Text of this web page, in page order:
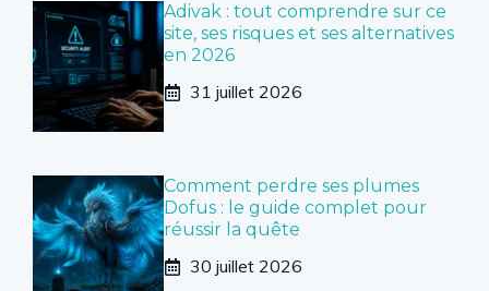
Adivak : tout comprendre sur ce
site, ses risques et ses alternatives
en 2026
31 juillet 2026
Comment perdre ses plumes
Dofus : le guide complet pour
réussir la quête
30 juillet 2026